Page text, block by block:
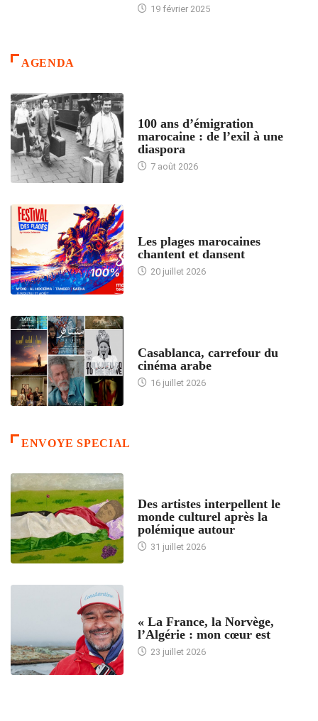
19 février 2025
AGENDA
100 ans d’émigration
marocaine : de l’exil à une
diaspora
7 août 2026
Les plages marocaines
chantent et dansent
20 juillet 2026
Casablanca, carrefour du
cinéma arabe
16 juillet 2026
ENVOYE SPECIAL
Des artistes interpellent le
monde culturel après la
polémique autour
31 juillet 2026
« La France, la Norvège,
l’Algérie : mon cœur est
23 juillet 2026